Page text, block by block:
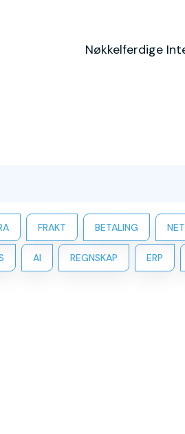
Nøkkelferdige
FRAKT BETALING
AI REGNSKAP ERP